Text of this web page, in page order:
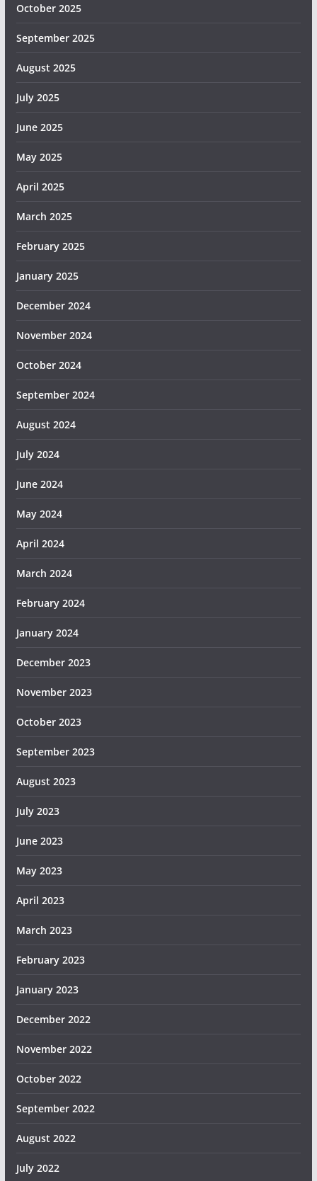
October 2025
September 2025
August 2025
July 2025
June 2025
May 2025
April 2025
March 2025
February 2025
January 2025
December 2024
November 2024
October 2024
September 2024
August 2024
July 2024
June 2024
May 2024
April 2024
March 2024
February 2024
January 2024
December 2023
November 2023
October 2023
September 2023
August 2023
July 2023
June 2023
May 2023
April 2023
March 2023
February 2023
January 2023
December 2022
November 2022
October 2022
September 2022
August 2022
July 2022